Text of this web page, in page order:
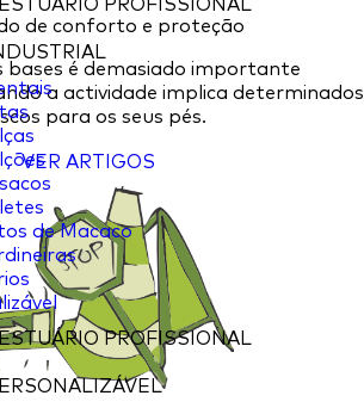
PROFISSIONAL
de Macaco
PROFISSIONAL
de conforto e proteção
bases é demasiado importante
a actividade implica determinados
para os seus pés.
VER ARTIGOS